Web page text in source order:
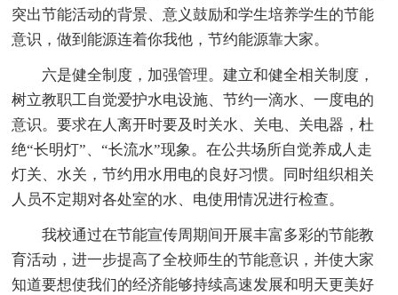
突出节能活动的背景、意义鼓励和学生培养学生的节能
意识，做到能源连着你我他，节约能源靠大家。
六是健全制度，加强管理。建立和健全相关制度，
树立教职工自觉爱护水电设施、节约一滴水、一度电的
意识。要求在人离开时要及时关水、关电、关电器，杜
绝“长明灯”、“长流水”现象。在公共场所自觉养成人走
灯关、水关，节约用水用电的良好习惯。同时组织相关
人员不定期对各处室的水、电使用情况进行检查。
我校通过在节能宣传周期间开展丰富多彩的节能教
育活动，进一步提高了全校师生的节能意识，并使大家
知道要想使我们的经济能够持续高速发展和明天更美好